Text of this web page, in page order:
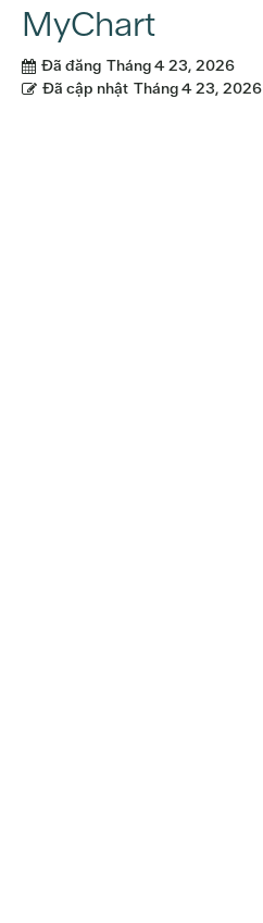
MyChart
Đã đăng Tháng 4 23, 2026
Đã cập nhật Tháng 4 23, 2026